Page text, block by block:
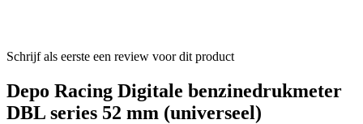
Schrijf als eerste een review voor dit product
Depo Racing Digitale benzinedrukmeter
DBL series 52 mm (universeel)